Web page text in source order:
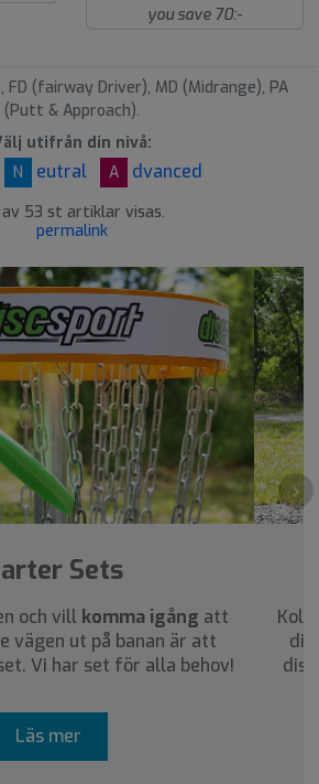
you save 70:-
FD (fairway Driver), MD (Midrange), PA
(Putt & Approach).
utifrån din nivå:
N eutral A dvanced
53 st artiklar visas.
permalink
›
Sets
och vill komma igång att
vägen ut på banan är att
Vi har set för alla behov!
Läs mer